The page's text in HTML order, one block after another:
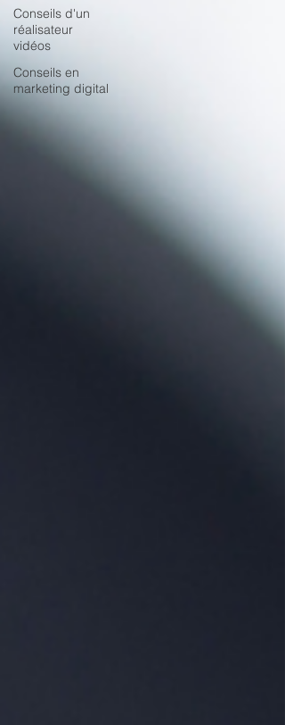
Conseils d'un
réalisateur
vidéos
Conseils en
marketing digital